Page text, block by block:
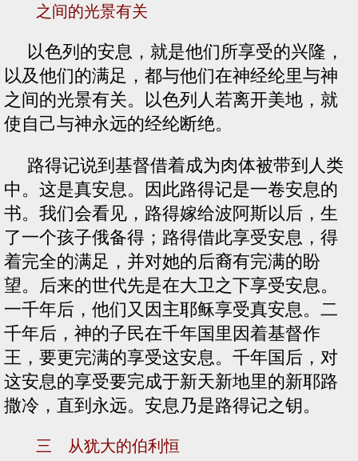
之间的光景有关
以色列的安息，就是他们所享受的兴隆，
以及他们的满足，都与他们在神经纶里与神
之间的光景有关。以色列人若离开美地，就
使自己与神永远的经纶断绝。
路得记说到基督借着成为肉体被带到人类
中。这是真安息。因此路得记是一卷安息的
书。我们会看见，路得嫁给波阿斯以后，生
了一个孩子俄备得；路得借此享受安息，得
着完全的满足，并对她的后裔有完满的盼
望。后来的世代先是在大卫之下享受安息。
一千年后，他们又因主耶稣享受真安息。二
千年后，神的子民在千年国里因着基督作
王，要更完满的享受这安息。千年国后，对
这安息的享受要完成于新天新地里的新耶路
撒冷，直到永远。安息乃是路得记之钥。
三 从犹大的伯利恒